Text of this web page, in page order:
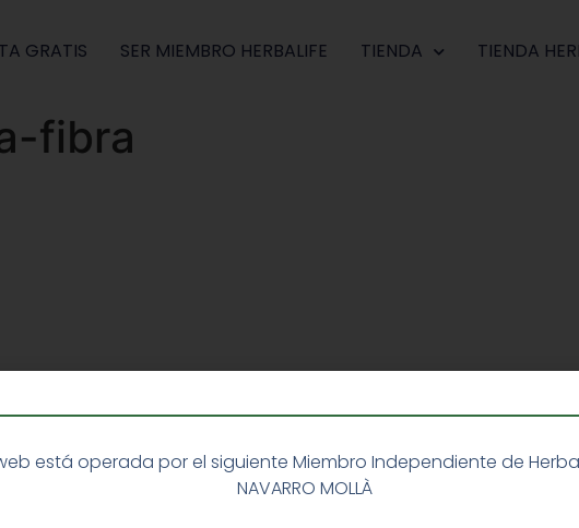
GRATIS SER MIEMBRO HERBALIFE TIENDA TIENDA
fibra
está operada por el siguiente Miembro Independiente de
NAVARRO MOLLÀ